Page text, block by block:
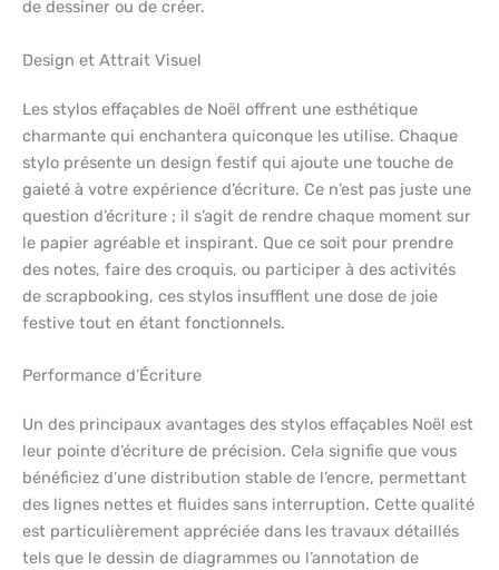
de dessiner ou de créer.
Design et Attrait Visuel
Les stylos effaçables de Noël offrent une esthétique
charmante qui enchantera quiconque les utilise. Chaque
stylo présente un design festif qui ajoute une touche de
gaieté à votre expérience d’écriture. Ce n’est pas juste une
question d’écriture ; il s’agit de rendre chaque moment sur
le papier agréable et inspirant. Que ce soit pour prendre
des notes, faire des croquis, ou participer à des activités
de scrapbooking, ces stylos insufflent une dose de joie
festive tout en étant fonctionnels.
Performance d’Écriture
Un des principaux avantages des stylos effaçables Noël est
leur pointe d’écriture de précision. Cela signifie que vous
bénéficiez d’une distribution stable de l’encre, permettant
des lignes nettes et fluides sans interruption. Cette qualité
est particulièrement appréciée dans les travaux détaillés
tels que le dessin de diagrammes ou l’annotation de